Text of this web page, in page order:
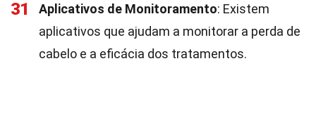
31 Aplicativos de Monitoramento: Existem
aplicativos que ajudam a monitorar a perda de
cabelo e a eficácia dos tratamentos.